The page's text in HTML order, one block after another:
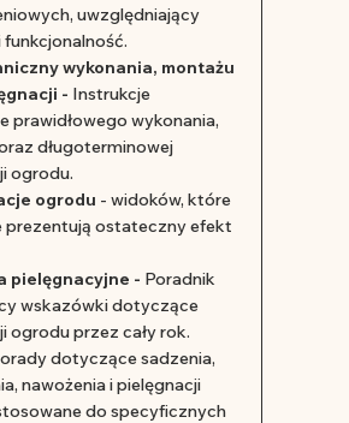
uwzględniający
wykonania, montażu
- Instrukcje
prawidłowego wykonania,
długoterminowej
ogrodu.
ogrodu - widoków, które
prezentują ostateczny efekt
pielęgnacyjne - Poradnik
wskazówki dotyczące
ogrodu przez cały rok.
dotyczące sadzenia,
nawożenia i pielęgnacji
do specyficznych